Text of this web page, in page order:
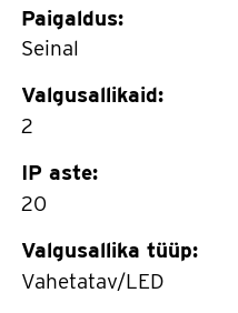
Paigaldus:
Seinal
Valgusallikaid:
2
IP aste:
20
Valgusallika tüüp:
Vahetatav/LED